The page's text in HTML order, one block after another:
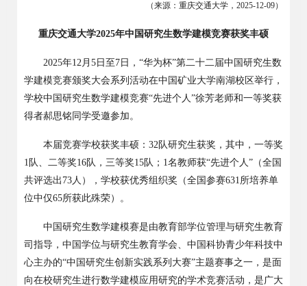
（来源：重庆交通大学， 2025-12-09）
重庆交通大学2025年中国研究生数学建模竞赛获奖丰硕
2025年12月 5 日至 7 日，“华为杯”第二十二届中国研究生数
学建模竞赛颁奖大会系列活动在中国矿业大学南湖校区举行，
学校中国研究生数学建模竞赛“先进个人”徐芳老师和一等奖获
得者郝思铭同学受邀参加。
本届竞赛学校获奖丰硕： 32队研究生获奖，其中，一等奖
1 队、二等奖16队，三等奖15队； 1名教师获“先进个人”（全国
共评选出 73人），学校获优秀组织奖（全国参赛631所培养单
位中仅65所获此殊荣）。
中国研究生数学建模赛是由教育部学位管理与研究生教育
司指导，中国学位与研究生教育学会、中国科协青少年科技中
心主办的“中国研究生创新实践系列大赛”主题赛事之一，是面
向在校研究生进行数学建模应用研究的学术竞赛活动，是广大